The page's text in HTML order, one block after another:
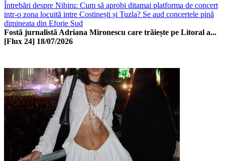
Întrebări despre Nibiru: Cum să aprobi ditamai platforma de concert
intr-o zona locuită intre Costinești și Tuzla? Se aud concertele pină
dimineata din Eforie Sud
Fostă jurnalistă Adriana Mironescu care trăiește pe Litoral a...
[Flux 24] 18/07/2026